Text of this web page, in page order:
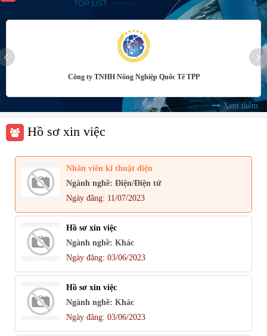
Công ty TNHH Nông Nghiệp Quốc Tế TPP
Xem thêm
Hồ sơ xin việc
Nhân viên kĩ thuật điện
Ngành nghề: Điện/Điện tử
Ngày đăng: 11/07/2023
Hồ sơ xin việc
Ngành nghề: Khác
Ngày đăng: 03/06/2023
Hồ sơ xin việc
Ngành nghề: Khác
Ngày đăng: 03/06/2023